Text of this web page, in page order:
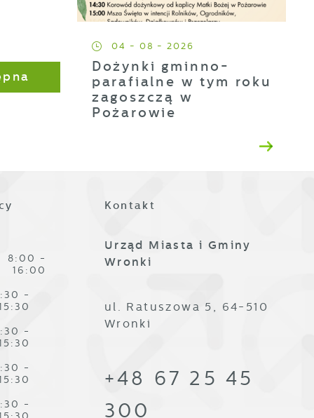
04 - 08 - 2026
Dożynki gminno-
parafialne w tym roku
zagoszczą w
Pożarowie
8:00 -
16:00
-
-
-
-
Kontakt
Urząd Miasta i Gminy
Wronki
ul. Ratuszowa 5, 64-510
Wronki
+48 67 25 45
300